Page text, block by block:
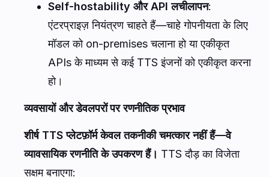
Self-hostability और API लचीलापन:
एंटरप्राइज़ नियंत्रण चाहते हैं—चाहे गोपनीयता के लिए
मॉडल को on-premises चलाना हो या एकीकृत
APIs के माध्यम से कई TTS इंजनों को एकीकृत करना
हो।
व्यवसायों और डेवलपरों पर रणनीतिक प्रभाव
शीर्ष TTS प्लेटफ़ॉर्म केवल तकनीकी चमत्कार नहीं हैं—वे
व्यावसायिक रणनीति के उपकरण हैं। TTS दौड़ का विजेता
सक्षम बनाएगा: